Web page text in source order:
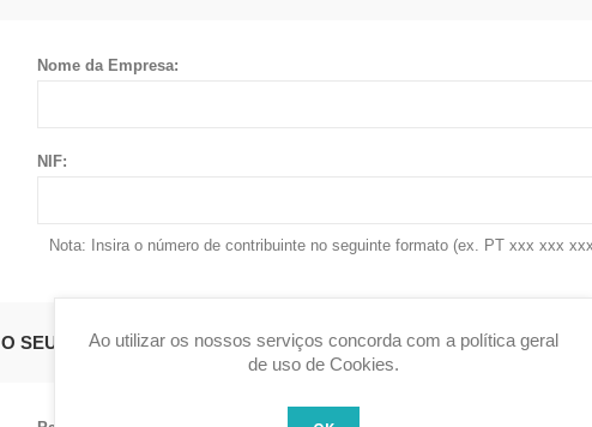
Nome da Empresa:
NIF:
Nota: Insira o número de contribuinte no seguinte formato (ex. PT xxx xxx
O SEU ENDEREÇOAo utilizar os nossos serviços concorda com a política geral
de uso de Cookies.